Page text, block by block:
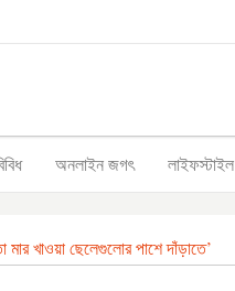
অনলাইন জগৎ লাইফস্টাইল
খাওয়া ছেলেগুলোর পাশে দাঁড়াতে’